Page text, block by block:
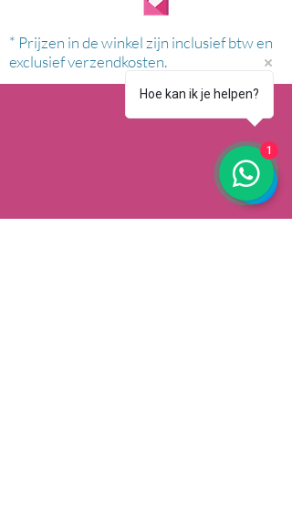
* Prijzen in de winkel zijn inclusief btw en
exclusief verzendkosten.
Hoe kan ik je helpen?
1